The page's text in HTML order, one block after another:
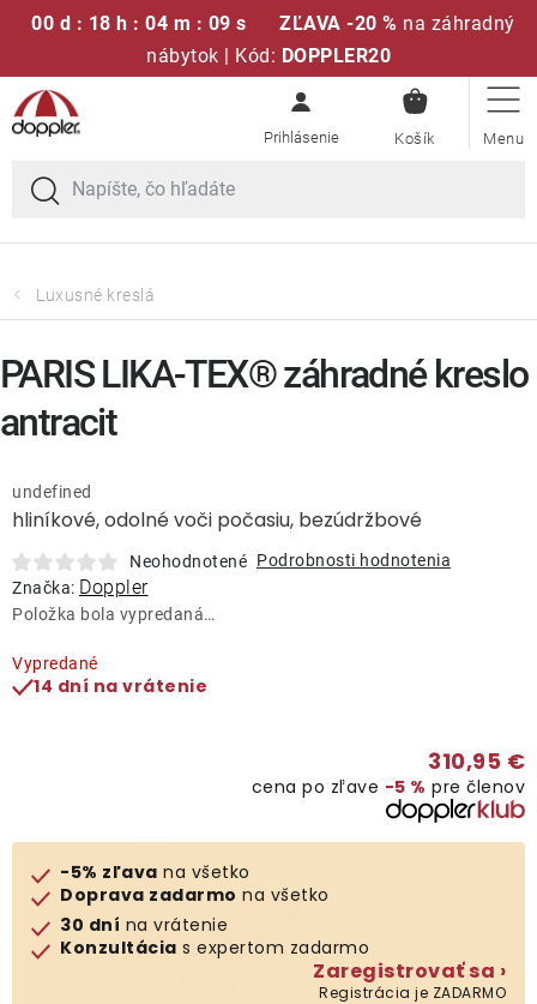
00 d : 18 h : 04 m : 09 s ZĽAVA -20 % na záhradný
nábytok | Kód: DOPPLER20
Prejsť
na
obsah
KOŠÍK
Sedacie súpravy
Slnečníky
Polstre a sedáky
Doplnky
Dáždniky
Kolekcia
Predávané značky
Luxusné kreslá
hliníkové, odolné voči počasiu, bezúdržbové
undefined
Neohodnotené Podrobnosti hodnotenia
Značka: Doppler
Položka bola vypredaná…
Vypredané
14 dní na vrátenie
310,95 €
cena po zľave −5 % pre členov
-5% zľava na všetko
Doprava zadarmo na všetko
30 dní na vrátenie
Konzultácia s expertom zadarmo
Zaregistrovať sa ›
Registrácia je ZADARMO
PARIS LIKA-TEX® záhradné kreslo
antracit